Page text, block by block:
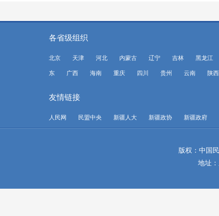
各省级组织
北京 天津 河北 内蒙古 辽宁 吉林 黑龙江
东 广西 海南 重庆 四川 贵州 云南 陕西
友情链接
人民网 民盟中央 新疆人大 新疆政协 新疆政府
版权：中国
地址